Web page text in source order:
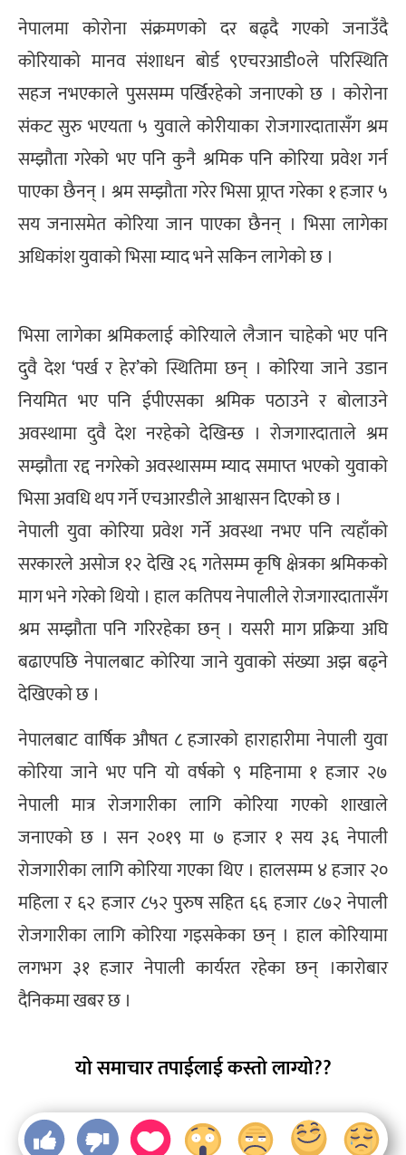
नेपालमा कोरोना संक्रमणको दर बढ्दै गएको जनाउँदै
कोरियाको मानव संशाधन बोर्ड ९एचरआडी०ले परिस्थिति
सहज नभएकाले पुससम्म पर्खिरहेको जनाएको छ । कोरोना
संकट सुरु भएयता ५ युवाले कोरीयाका रोजगारदातासँग श्रम
सम्झौता गरेको भए पनि कुनै श्रमिक पनि कोरिया प्रवेश गर्न
पाएका छैनन् । श्रम सम्झौता गरेर भिसा प्र्राप्त गरेका १ हजार ५
सय जनासमेत कोरिया जान पाएका छैनन् । भिसा लागेका
अधिकांश युवाको भिसा म्याद भने सकिन लागेको छ ।
भिसा लागेका श्रमिकलाई कोरियाले लैजान चाहेको भए पनि
दुवै देश ‘पर्ख र हेर’को स्थितिमा छन् । कोरिया जाने उडान
नियमित भए पनि ईपीएसका श्रमिक पठाउने र बोलाउने
अवस्थामा दुवै देश नरहेको देखिन्छ । रोजगारदाताले श्रम
सम्झौता रद्द नगरेको अवस्थासम्म म्याद समाप्त भएको युवाको
भिसा अवधि थप गर्ने एचआरडीले आश्वासन दिएको छ ।
नेपाली युवा कोरिया प्रवेश गर्ने अवस्था नभए पनि त्यहाँको
सरकारले असोज १२ देखि २६ गतेसम्म कृषि क्षेत्रका श्रमिकको
माग भने गरेको थियो । हाल कतिपय नेपालीले रोजगारदातासँग
श्रम सम्झौता पनि गरिरहेका छन् । यसरी माग प्रक्रिया अघि
बढाएपछि नेपालबाट कोरिया जाने युवाको संख्या अझ बढ्ने
देखिएको छ ।
नेपालबाट वार्षिक औषत ८ हजारको हाराहारीमा नेपाली युवा
कोरिया जाने भए पनि यो वर्षको ९ महिनामा १ हजार २७
नेपाली मात्र रोजगारीका लागि कोरिया गएको शाखाले
जनाएको छ । सन २०१९ मा ७ हजार १ सय ३६ नेपाली
रोजगारीका लागि कोरिया गएका थिए । हालसम्म ४ हजार २०
महिला र ६२ हजार ८५२ पुरुष सहित ६६ हजार ८७२ नेपाली
रोजगारीका लागि कोरिया गइसकेका छन् । हाल कोरियामा
लगभग ३१ हजार नेपाली कार्यरत रहेका छन् ।कारोबार
दैनिकमा खबर छ ।
यो समाचार तपाईलाई कस्तो लाग्यो??